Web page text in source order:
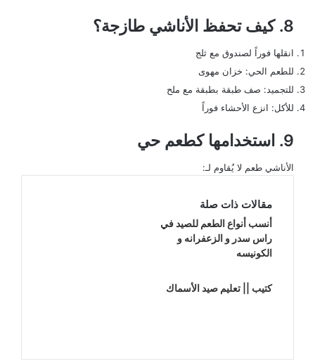
8. كيف تحفظ الأناشي طازجة؟
انقلها فوراً لصندوق مع ثلج
للطعم الحي: خزان مهوى
للتجميد: صف طبقة بطبقة مع ملح
للأكل: انزع الأحشاء فوراً
9. استخدامها كطعم حي
الأناشي طعم لا يُقاوم لـ:
مقالات ذات صلة
أنسب أنواع الطعم للصيد في
راس سدر و الزعفرانه و
الكونيسه
كتيب || تعليم صيد الأسماك